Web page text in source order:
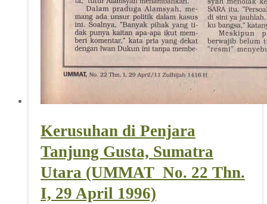
Kerusuhan di Penjara
Tanjung Gusta, Sumatra
Utara (UMMAT_No. 22 Thn.
I, 29 April 1996)